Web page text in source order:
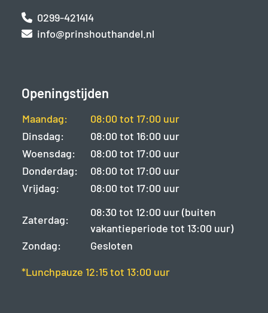
0299-421414
info@prinshouthandel.nl
Openingstijden
Maandag:
08:00 tot 17:00 uur
Dinsdag:
08:00 tot 16:00 uur
Woensdag:
08:00 tot 17:00 uur
Donderdag:
08:00 tot 17:00 uur
Vrijdag:
08:00 tot 17:00 uur
Zaterdag:
08:30 tot 12:00 uur (buiten
vakantieperiode tot 13:00 uur)
Zondag:
Gesloten
*Lunchpauze 12:15 tot 13:00 uur